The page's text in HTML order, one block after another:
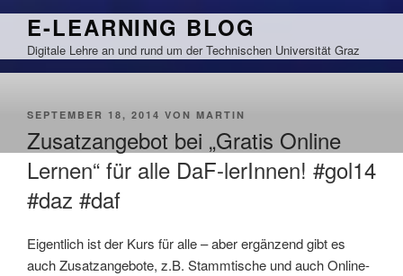
Zum
springen
E-LEARNING BLOG
Digitale Lehre an und rund um der Technischen Universität Graz
VERÖFFENTLICHT
SEPTEMBER 18, 2014 VON MARTIN
Zusatzangebot bei „Gratis Online
Lernen“ für alle DaF-lerInnen! #gol14
#daz #daf
Eigentlich ist der Kurs für alle – aber ergänzend gibt es
auch Zusatzangebote, z.B. Stammtische und auch Online-